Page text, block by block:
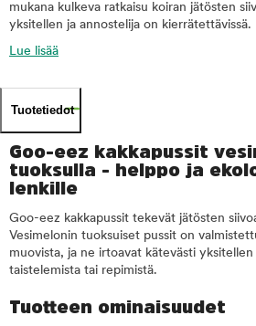
mukana kulkeva ratkaisu koiran jätösten
yksitellen ja annostelija on kierrätettävissä.
Lue lisää
Tuotetiedot
Goo-eez kakkapussit
tuoksulla - helppo ja
lenkille
Goo-eez kakkapussit tekevät jätösten
Vesimelonin tuoksuiset pussit on
muovista, ja ne irtoavat kätevästi
taistelemista tai repimistä.
Tuotteen ominaisuudet